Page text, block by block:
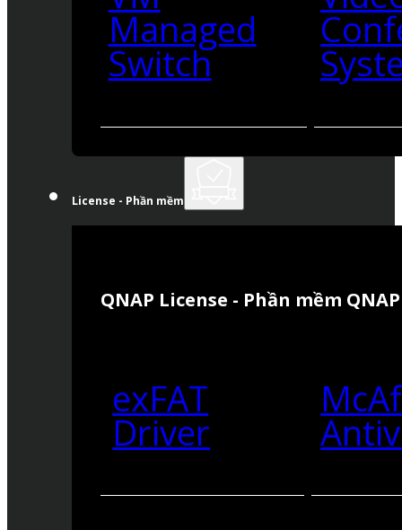
Managed
Switch
License - Phần mềm
QNAP License - Phần mềm QNAP
exFAT
Driver